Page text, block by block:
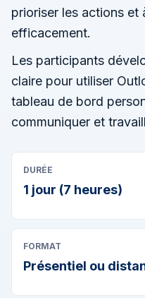
prioriser les actions et
efficacement.
Les participants
claire pour utiliser
tableau de bord
communiquer et
DURÉE
1 jour (7 heures)
FORMAT
Présentiel ou